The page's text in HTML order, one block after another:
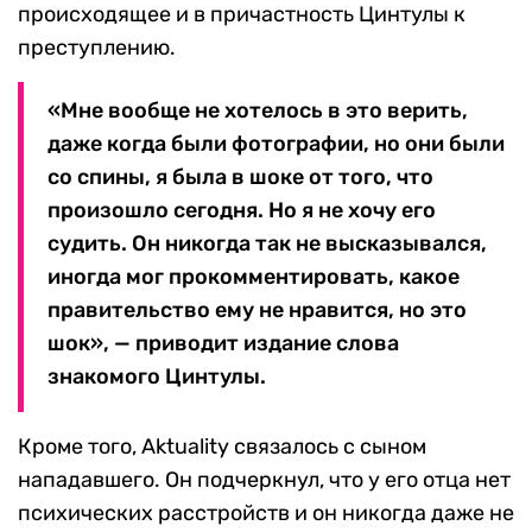
происходящее и в причастность Цинтулы к
преступлению.
«Мне вообще не хотелось в это верить,
даже когда были фотографии, но они были
со спины, я была в шоке от того, что
произошло сегодня. Но я не хочу его
судить. Он никогда так не высказывался,
иногда мог прокомментировать, какое
правительство ему не нравится, но это
шок», — приводит издание слова
знакомого Цинтулы.
Кроме того, Aktuality связалось с сыном
нападавшего. Он подчеркнул, что у его отца нет
психических расстройств и он никогда даже не